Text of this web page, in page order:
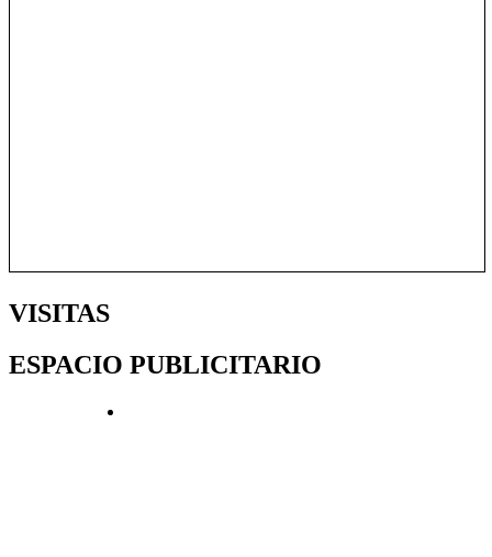
VISITAS
ESPACIO PUBLICITARIO